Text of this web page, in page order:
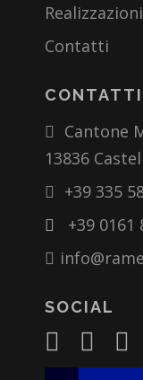
Realizzazioni
Contatti
CONTATTI
Cantone
13836
+39 335
+39 0161
SOCIAL